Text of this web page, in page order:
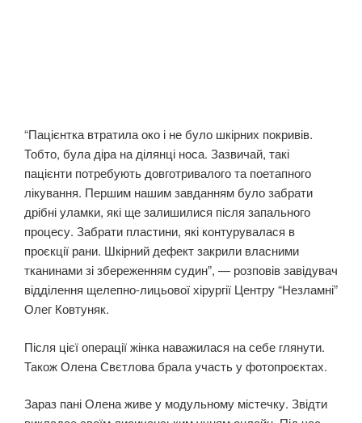
“Пацієнтка втратила око і не було шкірних покривів.
Тобто, була діра на ділянці носа. Зазвичай, такі
пацієнти потребують довготривалого та поетапного
лікування. Першим нашим завданням було забрати
дрібні уламки, які ще залишилися після запального
процесу. Забрати пластини, які контурувалася в
проєкції рани. Шкірний дефект закрили власними
тканинами зі збереженням судин”, — розповів завідувач
відділення щелепно-лицьової хірургії Центру “Незламні”
Олег Ковтуняк.
Після цієї операції жінка наважилася на себе глянути.
Також Олена Свєтлова брала участь у фотопроєктах.
Зараз пані Олена живе у модульному містечку. Звідти